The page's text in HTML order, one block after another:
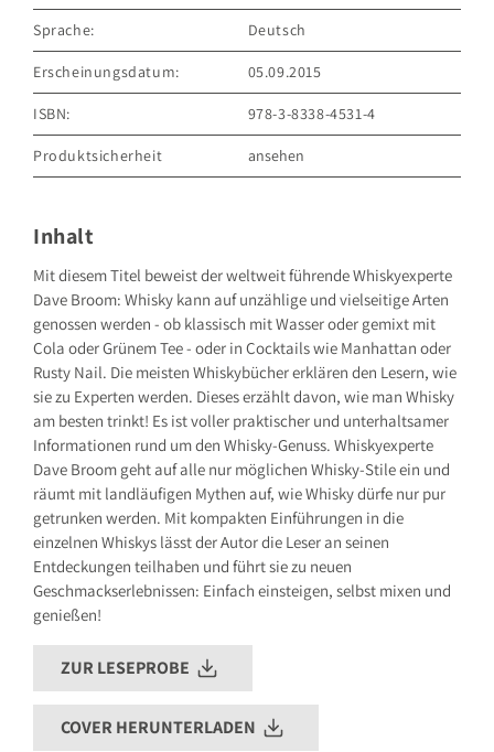
Sprache: Deutsch
Erscheinungsdatum: 05.09.2015
ISBN: 978-3-8338-4531-4
Produktsicherheit
ansehen
81675 München
Deutschland
Sicherheitshinweis entsprechend Art. 9 Abs. 7 S. 2 derGPSR
entbehrlich
Inhalt
Mit diesem Titel beweist der weltweit führende Whiskyexperte
Dave Broom: Whisky kann auf unzählige und vielseitige Arten
genossen werden - ob klassisch mit Wasser oder gemixt mit
Cola oder Grünem Tee - oder in Cocktails wie Manhattan oder
Rusty Nail. Die meisten Whiskybücher erklären den Lesern, wie
sie zu Experten werden. Dieses erzählt davon, wie man Whisky
am besten trinkt! Es ist voller praktischer und unterhaltsamer
Informationen rund um den Whisky-Genuss. Whiskyexperte
Dave Broom geht auf alle nur möglichen Whisky-Stile ein und
räumt mit landläufigen Mythen auf, wie Whisky dürfe nur pur
getrunken werden. Mit kompakten Einführungen in die
einzelnen Whiskys lässt der Autor die Leser an seinen
Entdeckungen teilhaben und führt sie zu neuen
Geschmackserlebnissen: Einfach einsteigen, selbst mixen und
genießen!
ZUR LESEPROBE
COVER HERUNTERLADEN